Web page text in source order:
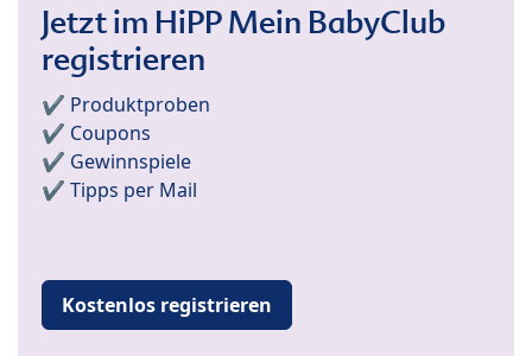
Jetzt im HiPP Mein BabyClub
registrieren
✔️ Produktproben
✔️ Coupons
✔️ Gewinnspiele
✔️ Tipps per Mail
Kostenlos registrieren